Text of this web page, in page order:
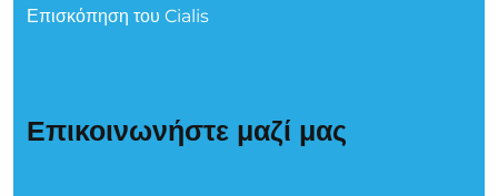
Επισκόπηση του Cialis
Επικοινωνήστε μαζί μας